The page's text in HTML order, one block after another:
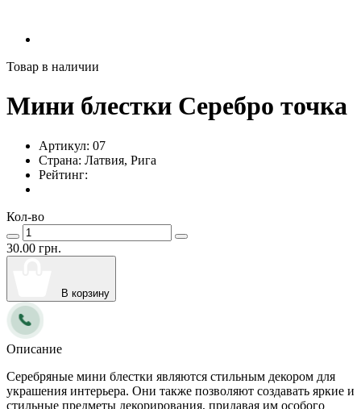
Товар в наличии
Мини блестки Серебро точка
Артикул: 07
Страна: Латвия, Рига
Рейтинг:
Кол-во
30.00 грн.
В корзину
Описание
Серебряные мини блестки являются стильным декором для
украшения интерьера. Они также позволяют создавать яркие и
стильные предметы декорирования, придавая им особого